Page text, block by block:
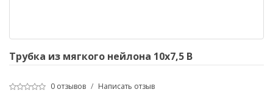
Трубка из мягкого нейлона 10х7,5 B
0 отзывов / Написать отзыв